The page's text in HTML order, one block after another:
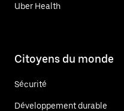
Uber Health
Citoyens du monde
Sécurité
Développement durable